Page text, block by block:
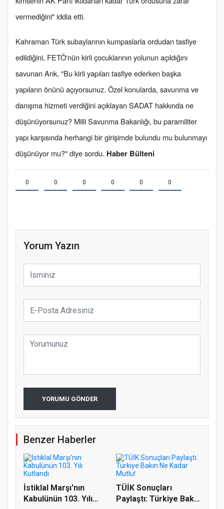
vermediğini" iddia etti.
Kahraman Türk subaylarının kumpaslarla ordudan tasfiye
edildiğini, FETÖ'nün kirli çocuklarının yolunun açıldığını
savunan Arık, "Bu kirli yapıları tasfiye ederken başka
yapıların önünü açıyorsunuz. Özel konularda, savunma ve
danışma hizmeti verdiğini açıklayan SADAT hakkında ne
düşünüyorsunuz? Milli Savunma Bakanlığı, bu paramiliter
yapı karşısında herhangi bir girişimde bulundu mu bulunmayı
düşünüyor mu?" diye sordu. Haber Bülteni
0 0 0 0 0 0
Yorum Yazın
YORUMU GÖNDER
Benzer Haberler
İstiklal Marşı'nın
Kabulünün 103. Yılı
TÜİK Sonuçları
Paylaştı: Türkiye Bakın